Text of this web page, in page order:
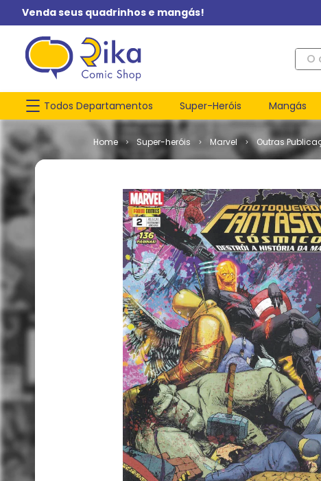
Venda seus quadrinhos e mangás!
O
Todos Departamentos Super-Heróis Mangás
Super-heróis Marvel Outras